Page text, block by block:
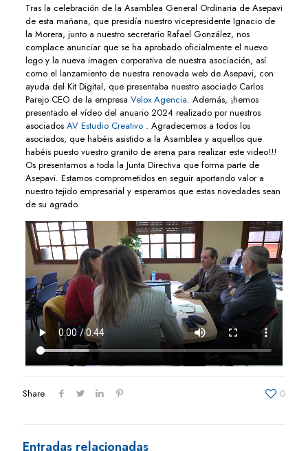
Tras la celebración de la Asamblea General Ordinaria de Asepavi
de esta mañana, que presidía nuestro vicepresidente Ignacio de
la Morera, junto a nuestro secretario Rafael González, nos
complace anunciar que se ha aprobado oficialmente el nuevo
logo y la nueva imagen corporativa de nuestra asociación, así
como el lanzamiento de nuestra renovada web de Asepavi, con
ayuda del Kit Digital, que presentaba nuestro asociado Carlos
Parejo CEO de la empresa Velox Agencia. Además, ¡hemos
presentado el vídeo del anuario 2024 realizado por nuestros
asociados AV Estudio Creativo . Agradecemos a todos los
asociados, que habéis asistido a la Asamblea y aquellos que
habéis puesto vuestro granito de arena para realizar este video!!!
Os presentamos a toda la Junta Directiva que forma parte de
Asepavi. Estamos comprometidos en seguir aportando valor a
nuestro tejido empresarial y esperamos que estas novedades sean
de su agrado.
Share 0
Entradas relacionadas